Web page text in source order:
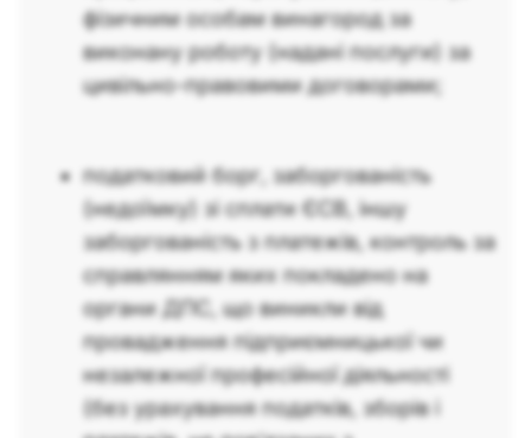
фізичним особам винагород за
виконану роботу (надані послуги) за
цивільно-правовими договорами;
податковий борг, заборгованість
(недоїмку) зі сплати ЄСВ, іншу
заборгованість з платежів, контроль за
справлянням яких покладено на
органи ДПС, що виникли від
провадження підприємницької чи
незалежної професійної діяльності
(без урахування податків, зборів і